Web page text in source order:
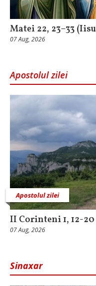
Matei 22, 23–33
07 Aug, 2026
Apostolul zilei
Apostolul zilei
II Corinteni 1, 12-20
07 Aug, 2026
Sinaxar